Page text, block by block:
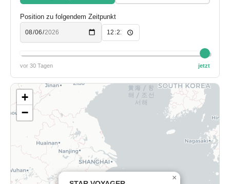
Position zu folgendem Zeitpunkt
vor 30 Tagen jetzt
×
+
−